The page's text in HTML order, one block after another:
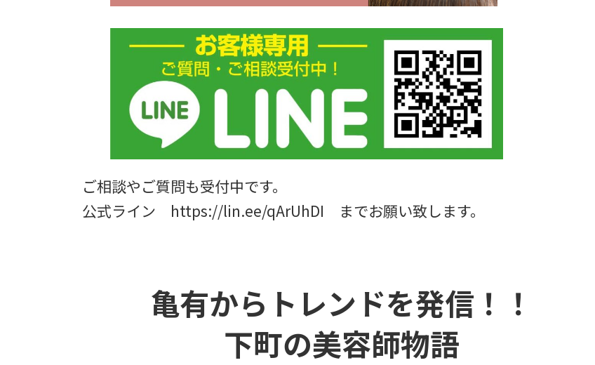
ご相談やご質問も受付中です。
公式ライン https://lin.ee/qArUhDI までお願い致します。
亀有からトレンドを発信！！
下町の美容師物語